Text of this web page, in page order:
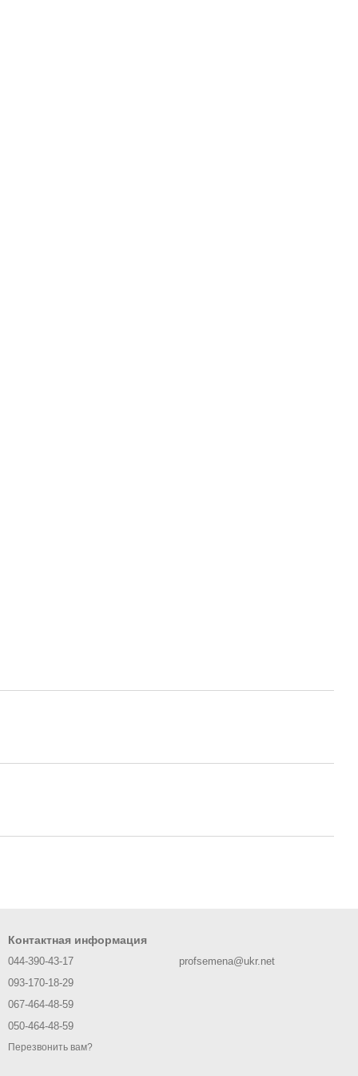
Контактная информация
044-390-43-17
093-170-18-29
067-464-48-59
050-464-48-59
Перезвонить вам?
profsemena@ukr.net